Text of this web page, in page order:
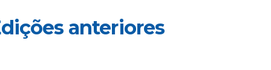
anteriores